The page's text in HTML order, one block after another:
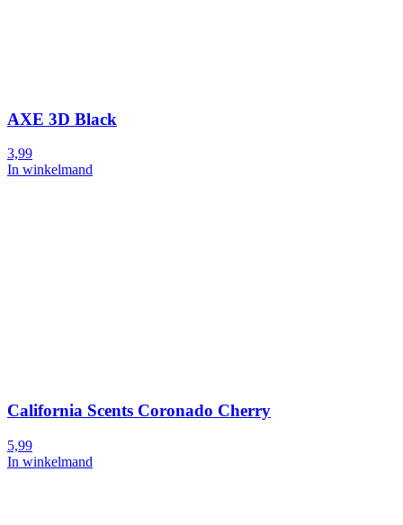
AXE 3D Black
3,99
In winkelmand
California Scents Coronado Cherry
5,99
In winkelmand